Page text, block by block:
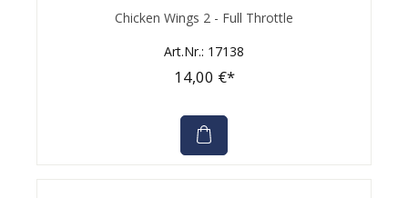
Durchschnittliche Bewertung von 0 von 5 Sternen
Chicken Wings 2 - Full Throttle
Art.Nr.: 17138
14,00 €*